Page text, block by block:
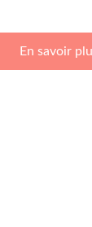
En savoir